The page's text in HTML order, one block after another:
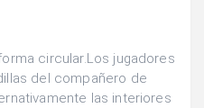
circular.Los jugadores
del compañero de
las interiores